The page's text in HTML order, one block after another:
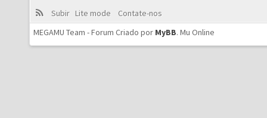
Subir Lite mode
Contate-nos
MEGAMU Team - Forum Criado por MyBB. Mu Online